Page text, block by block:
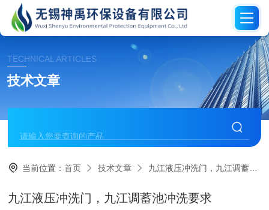
TECHNICAL ARTICLES
技术文章
当前位置：首页 技术文章 九江液压冲洗门，九江调蓄池冲洗要求
九江液压冲洗门，九江调蓄池冲洗要求